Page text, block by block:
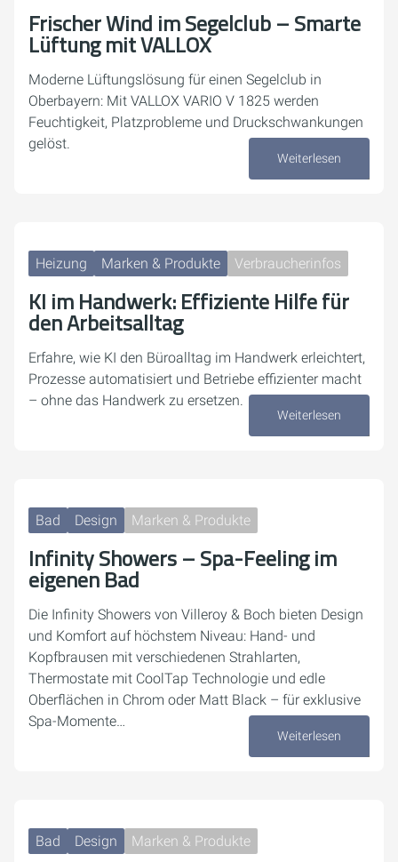
Frischer Wind im Segelclub – Smarte
Lüftung mit VALLOX
Moderne Lüftungslösung für einen Segelclub in
Oberbayern: Mit VALLOX VARIO V 1825 werden
Feuchtigkeit, Platzprobleme und Druckschwankungen
gelöst.
Weiterlesen
Heizung Marken & Produkte Verbraucherinfos
KI im Handwerk: Effiziente Hilfe für
den Arbeitsalltag
Erfahre, wie KI den Büroalltag im Handwerk erleichtert,
Prozesse automatisiert und Betriebe effizienter macht
– ohne das Handwerk zu ersetzen.
Weiterlesen
Bad Design Marken & Produkte
Infinity Showers – Spa-Feeling im
eigenen Bad
Die Infinity Showers von Villeroy & Boch bieten Design
und Komfort auf höchstem Niveau: Hand- und
Kopfbrausen mit verschiedenen Strahlarten,
Thermostate mit CoolTap Technologie und edle
Oberflächen in Chrom oder Matt Black – für exklusive
Spa-Momente…
Weiterlesen
Bad Design Marken & Produkte